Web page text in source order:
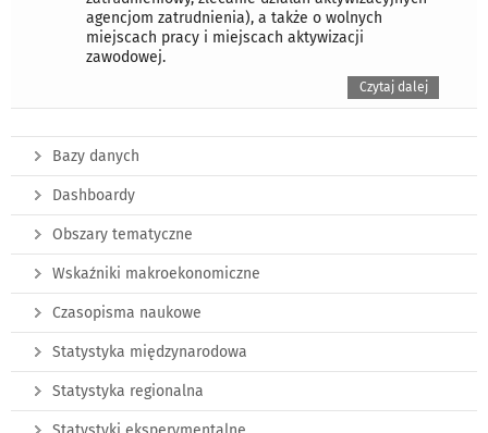
agencjom zatrudnienia), a także o wolnych
miejscach pracy i miejscach aktywizacji
zawodowej.
Czytaj dalej
Bazy danych
Dashboardy
Obszary tematyczne
Wskaźniki makroekonomiczne
Czasopisma naukowe
Statystyka międzynarodowa
Statystyka regionalna